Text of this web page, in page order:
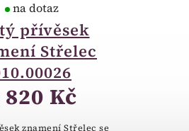
přívěsek
Střelec
na dotaz
820 Kč
znamení Střelec se